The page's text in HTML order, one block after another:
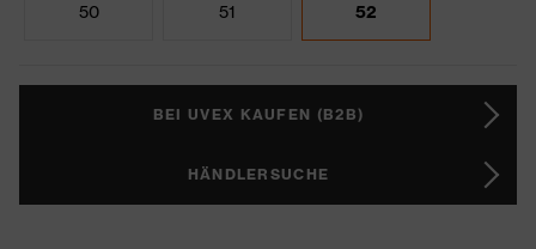
50 51 52
BEI UVEX KAUFEN (B2B)
HÄNDLERSUCHE